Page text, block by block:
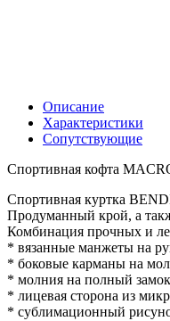
Описание
Характеристики
Сопутствующие
Спортивная кофта
Спортивная куртка
Продуманный крой, а
Комбинация прочных и
* вязанные манжеты на
* боковые карманы на
* молния на полный
* лицевая сторона из
* сублимационный